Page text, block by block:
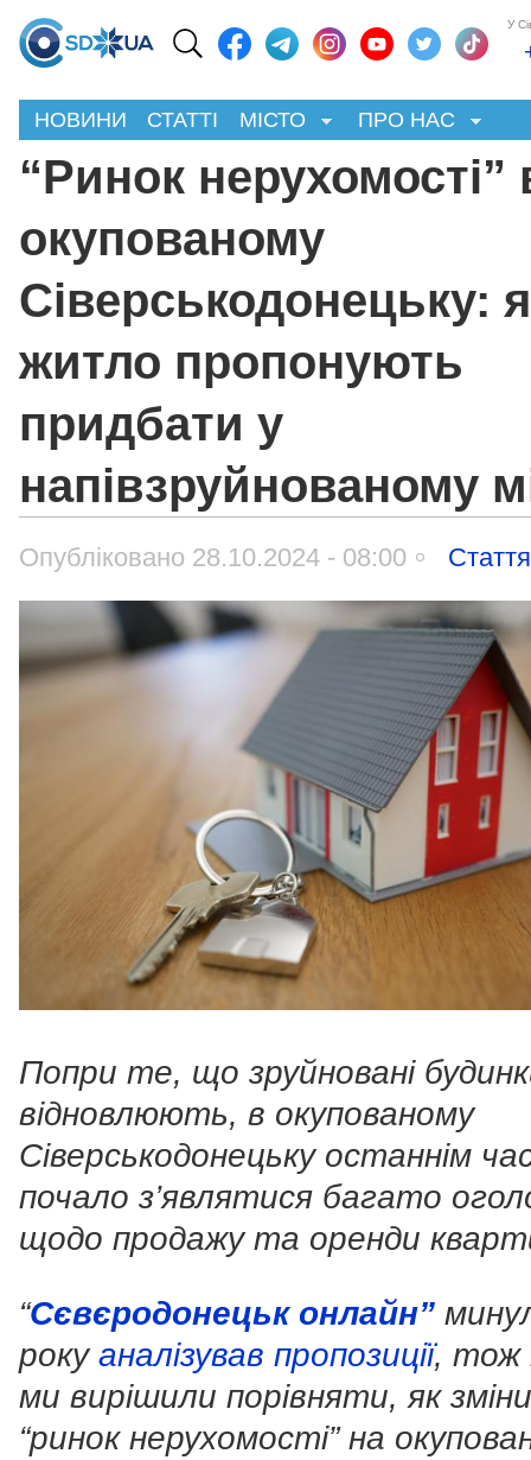
У
НОВИНИ СТАТТІ МІСТО ПРО НАС
“Ринок нерухомості”
окупованому
Сіверськодонецьку:
житло пропонують
придбати у
напівзруйнованому
Опубліковано 28.10.2024 - 08:00 Стаття
Попри те, що зруйновані
відновлюють, в окупованому
Сіверськодонецьку останнім
почало з’являтися багато
щодо продажу та оренди
“Сєвєродонецьк онлайн”
рокуаналізував пропозиції, тож
ми вирішили порівняти, як
“ринок нерухомості” на